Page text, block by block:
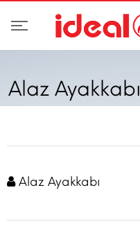
Alaz Ayakkabı
Alaz Ayakkabı